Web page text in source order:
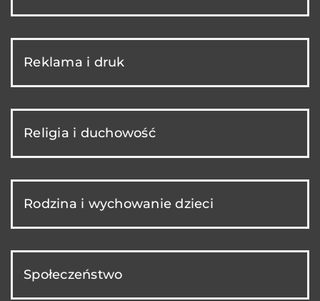
Reklama i druk
Religia i duchowość
Rodzina i wychowanie dzieci
Społeczeństwo